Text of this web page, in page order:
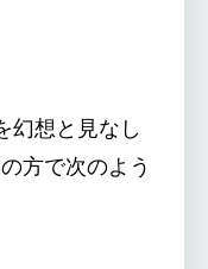
幻想と見なし
方で次のよう